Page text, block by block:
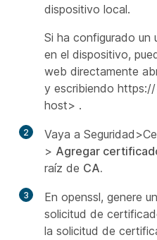
dispositivo local.
Si ha configurado un
en el dispositivo,
web directamente
y escribiendo
host> .
2 Vaya a
> Agregar
raíz de CA.
3
En openssl, genere
solicitud de
la solicitud de